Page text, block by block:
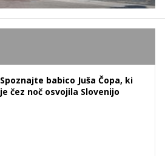
Spoznajte babico Juša Čopa, ki
je čez noč osvojila Slovenijo